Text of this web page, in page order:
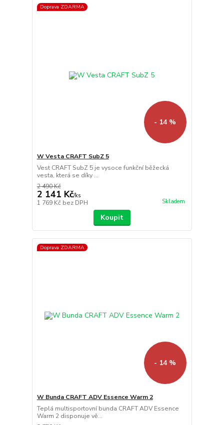
Doprava ZDARMA
- 14 %
W Vesta CRAFT SubZ 5
Vest CRAFT SubZ 5 je vysoce funkční běžecká
vesta, která se díky ...
2 490 Kč
2 141 Kč/ks
1 769 Kč bez DPH Skladem
Koupit
Doprava ZDARMA
- 14 %
W Bunda CRAFT ADV Essence Warm 2
Teplá multisportovní bunda CRAFT ADV Essence
Warm 2 disponuje vě...